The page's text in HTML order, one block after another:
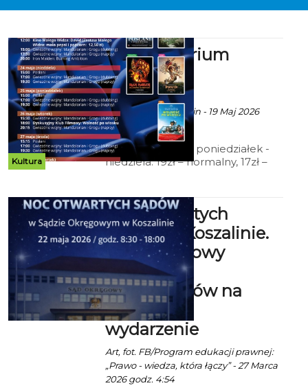
Kultura
Kino Kryterium
zaprasza
ekoszalin POLECA
Ala za CK 105 Koszalin - 19 Maj 2026
godz. 8:51
Cennik: Bilety 2D poniedziałek -
niedziela: 19zł – normalny, 17zł –
Mieszkańca (honorowana w
niedziele), Dyskusyjny Klub
Filmowy, Szminka Movie; 12zł –
Kino Małego Widza.
Noc Otwartych
Sądów w Koszalinie.
Sąd Okręgowy
zaprasza
mieszkańców na
wyjątkowe
wydarzenie
Art, fot. FB/Program edukacji prawnej:
„Prawo - wiedza, która łączy” - 27 Marca
2026 godz. 4:54